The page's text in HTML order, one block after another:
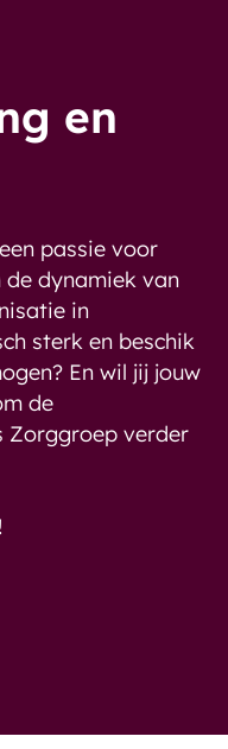
en
passie voor
dynamiek van
in
sterk en beschik
En wil jij jouw
de
Zorggroep verder